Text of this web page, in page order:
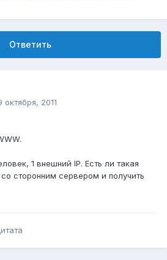
Ответить
октября, 2011
1 внешний IP. Есть ли такая
сторонним сервером и получить